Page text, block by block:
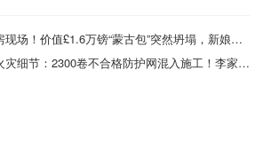
豪华婚礼变塌房现场！价值£1.6万镑“蒙古包”突然坍塌，新娘心碎泪崩“我的婚礼毁了”
香港政府公布火灾细节：2300卷不合格防护网混入施工！李家超表示将彻查到底！